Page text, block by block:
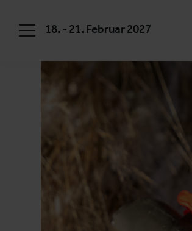
18. - 21. Februar 2027